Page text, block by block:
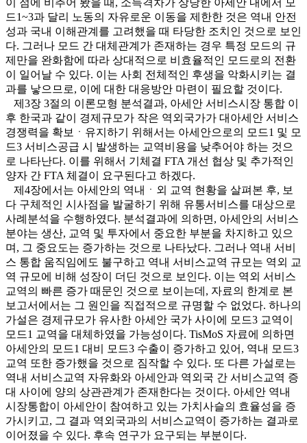
이 점에 비추어 봤을 때, 소득격차가 상당한 아세안 내에서 모
드1~3과 달리 노동의 자유로운 이동을 제한한 것은 역내 안전
성과 국내 이해관계를 고려했을 때 타당한 조치인 것으로 보인
다. 그러나 모드 간 대체관계가 존재하는 경우 특정 모드의 규
제만을 완화함에 따라 상대적으로 비효율적인 모드로의 전환
이 일어날 수 있다. 이는 사회 전체적인 후생을 악화시키는 결
과를 낳으므로, 이에 대한 대응방안 마련이 필요할 것이다.
제3장 3절의 이론모형 분석결과, 아세안 서비스시장 통합 이
후 한국과 같이 경제규모가 작은 역외국가가 대아세안 서비스
경쟁력을 확보ㆍ유지하기 위해서는 아세안으로의 모드1 및 모
드3 서비스공급 시 발생하는 교역비용을 낮추어야 하는 것으
로 나타난다. 이를 위해서 기체결 FTA 개선 협상 및 추가적인
양자 간 FTA 체결이 요구된다고 하겠다.
제4장에서는 아세안의 역내ㆍ외 교역 현황을 살펴본 후, 보
다 구체적인 시사점을 발굴하기 위해 유통서비스를 대상으로
사례분석을 수행하였다. 분석결과에 의하면, 아세안의 서비스
분야는 생산, 교역 및 투자에서 중요한 부분을 차지하고 있으
며, 그 중요도는 증가하는 것으로 나타났다. 그러나 역내 서비
스 통합 움직임에도 불구하고 역내 서비스교역 규모는 역외 교
역 규모에 비해 성장이 더딘 것으로 보인다. 이는 역외 서비스
교역의 빠른 증가 때문인 것으로 보이는데, 자료의 한계로 본
보고서에서는 그 원인을 직접적으로 규명할 수 없었다. 하나의
가설은 경제규모가 유사한 아세안 국가 사이에 모드3 교역이
모드1 교역을 대체하였을 가능성이다. TisMoS 자료에 의하면
아세안의 모드1 대비 모드3 수출이 증가하고 있어, 역내 모드3
교역 또한 증가했을 것으로 짐작할 수 있다. 또 다른 가설로는
역내 서비스교역 자유화와 아세안과 역외국 간 서비스교역 증
대 사이에 양의 상관관계가 존재한다는 것이다. 아세안 역내
시장통합이 아세안이 참여하고 있는 가치사슬의 효율성을 증
가시키고, 그 결과 역외국과의 서비스교역이 증가하는 결과로
이어졌을 수 있다. 후속 연구가 요구되는 부분이다.